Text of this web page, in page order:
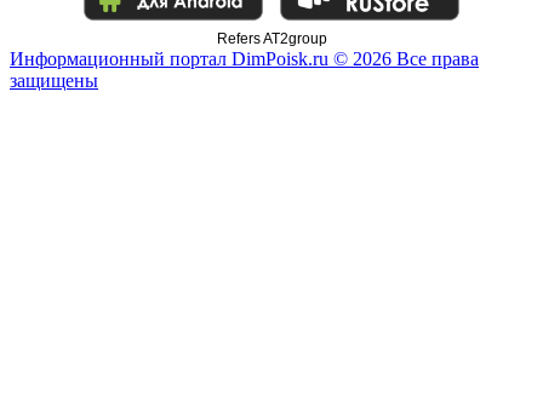
Refers AT2group
Информационный портал DimPoisk.ru © 2026 Все права
защищены